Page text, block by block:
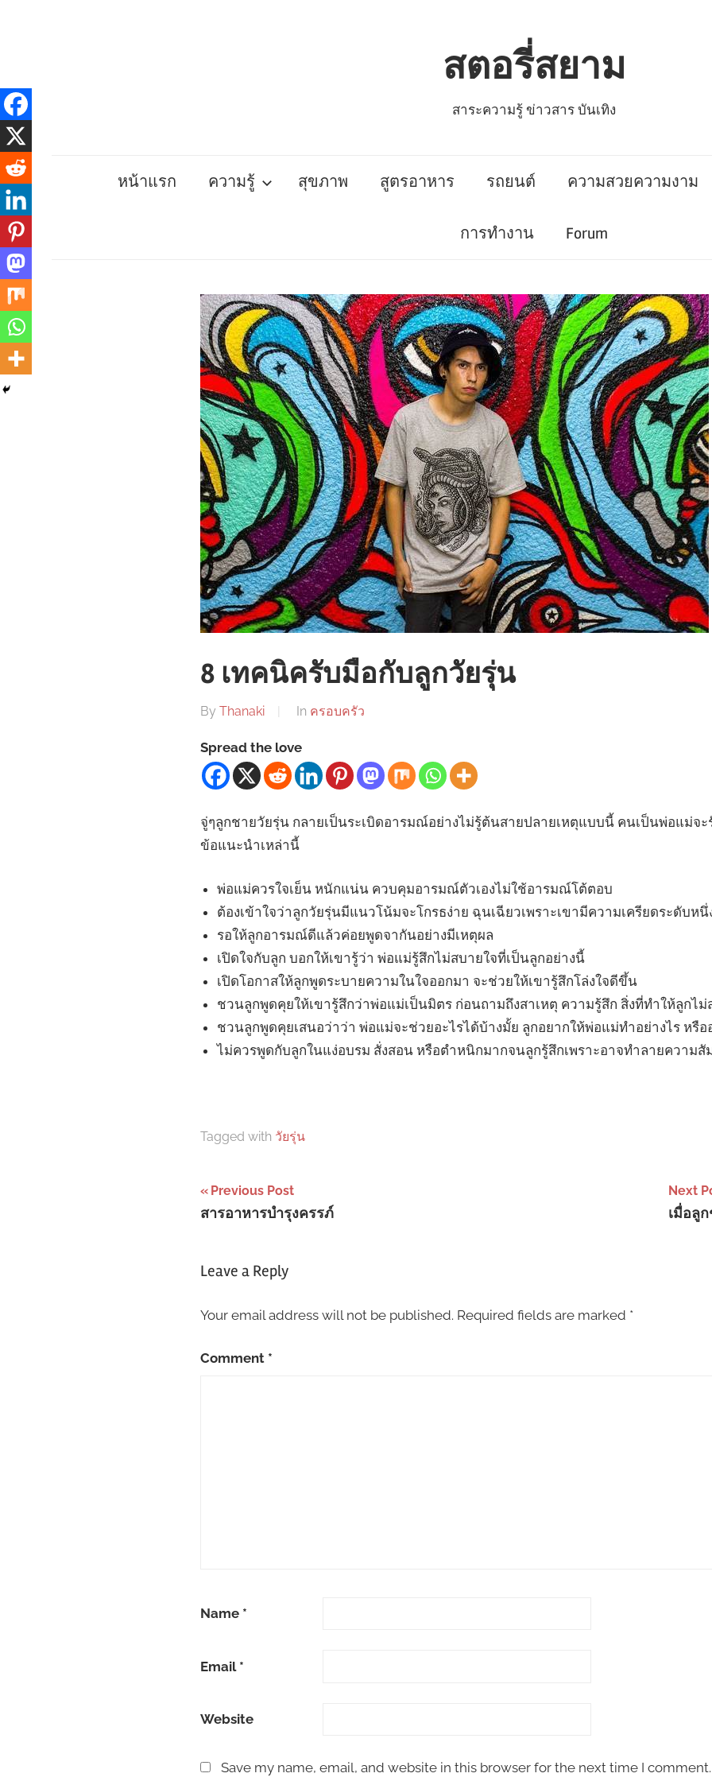
สตอรี่สยาม
สาระความรู้ ข่าวสาร บันเทิง
หน้าแรก ความรู้ สุขภาพ สูตรอาหาร รถยนต์ ความสวยความงาม
การทำงาน Forum
8 เทคนิครับมือกับลูกวัยรุ่น
By Thanaki In ครอบครัว
Spread the love
จู่ๆลูกชายวัยรุ่น กลายเป็นระเบิดอารมณ์อย่างไม่รู้ต้นสายปลายเหตุแบบนี้ คนเป็นพ่อแม่จะ
ข้อแนะนำเหล่านี้
พ่อแม่ควรใจเย็น หนักแน่น ควบคุมอารมณ์ตัวเองไม่ใช้อารมณ์โต้ตอบ
ต้องเข้าใจว่าลูกวัยรุ่นมีแนวโน้มจะโกรธง่าย ฉุนเฉียวเพราะเขามีความเครียดระดับห
รอให้ลูกอารมณ์ดีแล้วค่อยพูดจากันอย่างมีเหตุผล
เปิดใจกับลูก บอกให้เขารู้ว่า พ่อแม่รู้สึกไม่สบายใจที่เป็นลูกอย่างนี้
เปิดโอกาสให้ลูกพูดระบายความในใจออกมา จะช่วยให้เขารู้สึกโล่งใจดีขึ้น
ชวนลูกพูดคุยให้เขารู้สึกว่าพ่อแม่เป็นมิตร ก่อนถามถึงสาเหตุ ความรู้สึก สิ่งที่ทำให้ลูกไม่
ชวนลูกพูดคุยเสนอว่าว่า พ่อแม่จะช่วยอะไรได้บ้างมั้ย ลูกอยากให้พ่อแม่ทำอย่างไร หรือ
ไม่ควรพูดกับลูกในแง่อบรม สั่งสอน หรือตำหนิกมากจนลูกรู้สึกเพราะอาจทำลายความ
Tagged with วัยรุ่น
Post
navigation
Previous Post
สารอาหารบำรุงครรภ์
Next
เมื่อลู
Leave a Reply
Your email address will not be published. Required fields are marked *
Comment *
Name *
Email *
Website
Save my name, email, and website in this browser for the next time I comment.